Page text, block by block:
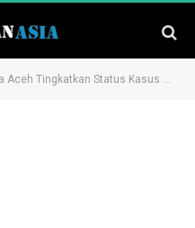
Status Kasus Dugaan Korupsi di Dinkes Aceh Tengah ke Penyidikan